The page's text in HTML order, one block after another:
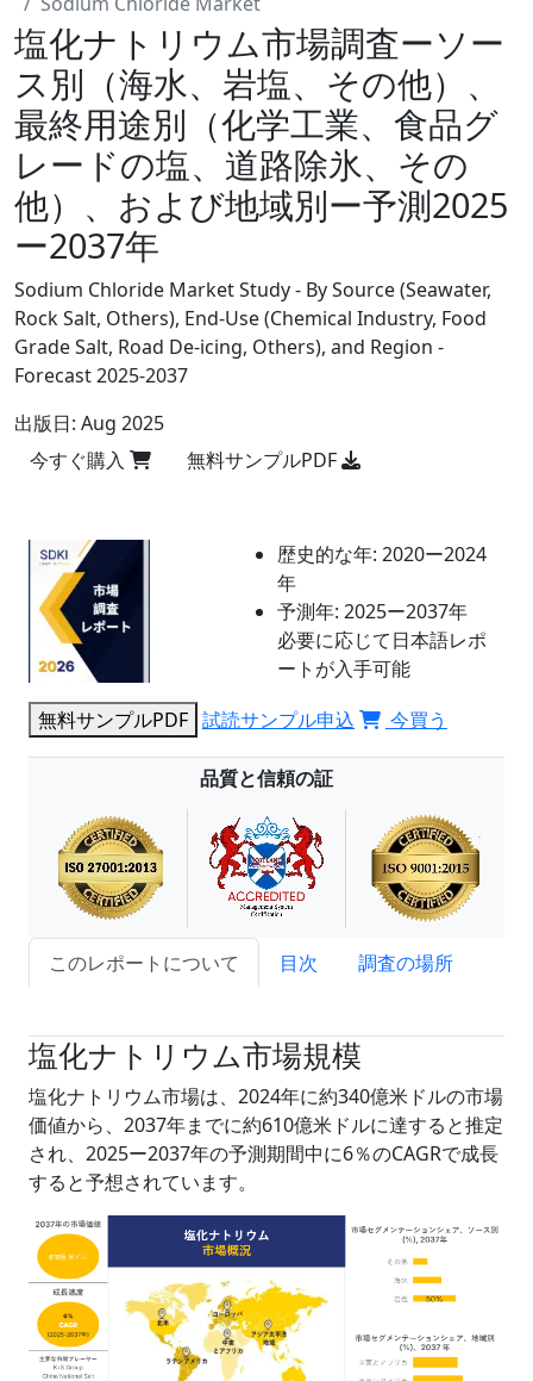
塩化ナトリウム市場調査ーソー
ス別（海水、岩塩、その他）、
最終用途別（化学工業、食品グ
レードの塩、道路除氷、その
他）、および地域別ー予測2025
ー2037年
Sodium Chloride Market Study - By Source (Seawater,
Rock Salt, Others), End-Use (Chemical Industry, Food
Grade Salt, Road De-icing, Others), and Region -
Forecast 2025-2037
出版日: Aug 2025
今すぐ購入
無料サンプルPDF
歴史的な年: 2020ー2024
年
予測年: 2025ー2037年
必要に応じて日本語レポ
ートが入手可能
無料サンプルPDF 試読サンプル申込 今買う
品質と信頼の証
このレポートについて 目次
調査の場所
塩化ナトリウム市場規模
塩化ナトリウム市場は、2024年に約340億米ドルの市場
価値から、2037年までに約610億米ドルに達すると推定
され、2025ー2037年の予測期間中に6％のCAGRで成長
すると予想されています。